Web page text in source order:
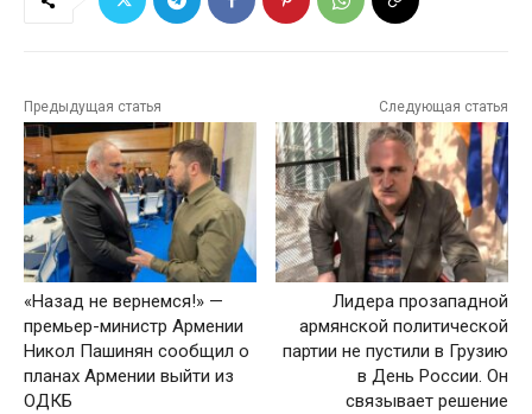
Предыдущая статья
«Назад не вернемся!» —
премьер-министр Армении
Никол Пашинян сообщил о
планах Армении выйти из
ОДКБ
Следующая статья
Лидера прозападной
армянской политической
партии не пустили в Грузию
в День России. Он
связывает решение